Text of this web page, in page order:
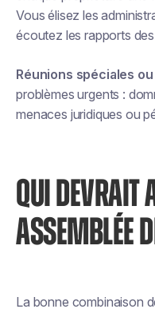
Vous élisez les
écoutez les rapports
Réunions spéciales
problèmes urgents :
menaces juridiques ou
QUI DEVRAIT
ASSEMBLÉE
La bonne combinaison